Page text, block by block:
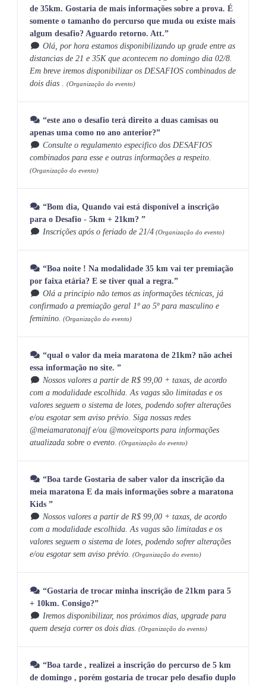
de 35km. Gostaria de mais informações sobre a prova. É
somente o tamanho do percurso que muda ou existe mais
algum desafio? Aguardo retorno. Att.”
Olá, por hora estamos disponibilizando up grade entre as
distancias de 21 e 35K que acontecem no domingo dia 02/8.
Em breve iremos disponibilizar os DESAFIOS combinados de
dois dias . (Organização do evento)
“este ano o desafio terá direito a duas camisas ou
apenas uma como no ano anterior?”
Consulte o regulamento especifico dos DESAFIOS
combinados para esse e outras informações a respeito.
(Organização do evento)
“Bom dia, Quando vai está disponível a inscrição
para o Desafio - 5km + 21km? ”
Inscrições após o feriado de 21/4(Organização do evento)
“Boa noite ! Na modalidade 35 km vai ter premiação
por faixa etária? E se tiver qual a regra.”
Olá a principio não temos as informações técnicas, já
confirmado a premiação geral 1º ao 5º para masculino e
feminino. (Organização do evento)
“qual o valor da meia maratona de 21km? não achei
essa informação no site. ”
Nossos valores a partir de R$ 99,00 + taxas, de acordo
com a modalidade escolhida. As vagas são limitadas e os
valores seguem o sistema de lotes, podendo sofrer alterações
e/ou esgotar sem aviso prévio. Siga nossas redes
@meiamaratonajf e/ou @moveitsports para informações
atualizada sobre o evento. (Organização do evento)
“Boa tarde Gostaria de saber valor da inscrição da
meia maratona E da mais informações sobre a maratona
Kids ”
Nossos valores a partir de R$ 99,00 + taxas, de acordo
com a modalidade escolhida. As vagas são limitadas e os
valores seguem o sistema de lotes, podendo sofrer alterações
e/ou esgotar sem aviso prévio. (Organização do evento)
“Gostaria de trocar minha inscrição de 21km para 5
+ 10km. Consigo?”
Iremos disponibilizar, nos próximos dias, upgrade para
quem deseja correr os dois dias. (Organização do evento)
“Boa tarde , realizei a inscrição do percurso de 5 km
de domingo , porém gostaria de trocar pelo desafio duplo